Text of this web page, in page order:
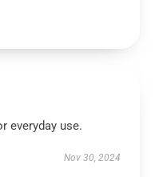
everyday use.
Nov 30, 2024